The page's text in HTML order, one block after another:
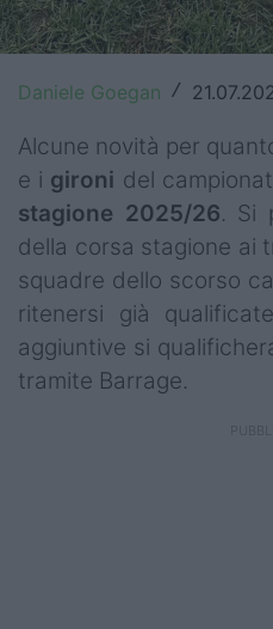
Super Rugby
Rugby in TV
Mercato
Serie A Elite
Campionati
Serie A
Serie B
Serie C
Daniele Goegan /
Alcune novità per
e i gironi del
stagione 2025/26. Si
della corsa stagione ai
squadre dello scorso
ritenersi già
aggiuntive si
tramite Barrage.